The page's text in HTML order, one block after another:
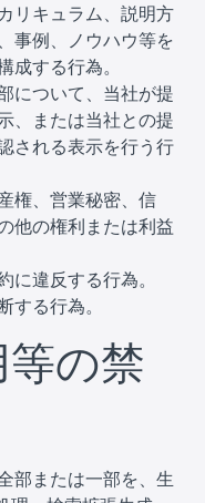
リキュラム、説明方
事例、ノウハウ等を
成する行為。
について、当社が提
、または当社との提
される表示を行う行
権、営業秘密、信
他の権利または利益
に違反する行為。
する行為。
の禁
部または一部を、生